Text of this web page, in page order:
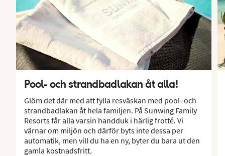
Pool- och strandbadlakan åt alla!
Glöm det där med att fylla resväskan med pool- och
strandbadlakan åt hela familjen. På Sunwing Family
Resorts får alla varsin handduk i härlig frotté. Vi
värnar om miljön och därför byts inte dessa per
automatik, men vill du ha en ny, byter du bara ut den
gamla kostnadsfritt.